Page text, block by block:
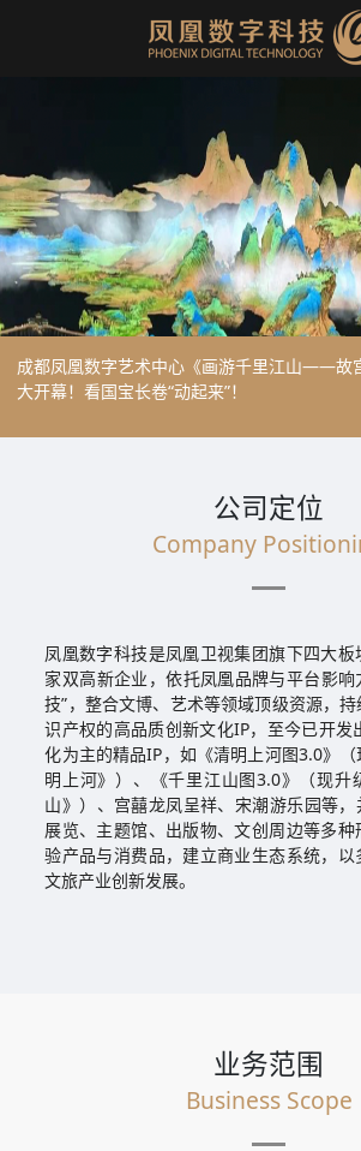
成都凤凰数字艺术中心《画游千里江山——故
大开幕！看国宝长卷“动起来”！
公司定位
Company
凤凰数字科技是凤凰卫视集团旗下四大
家双高新企业，依托凤凰品牌与平台影响
技”，整合文博、艺术等领域顶级资源，
识产权的高品质创新文化IP，至今已开发
化为主的精品IP，如《清明上河图3.0》
明上河》）、《千里江山图3.0》（现升
山》）、宫囍龙凤呈祥、宋潮游乐园等
展览、主题馆、出版物、文创周边等多
验产品与消费品，建立商业生态系统，
文旅产业创新发展。
业务范围
Business Scope